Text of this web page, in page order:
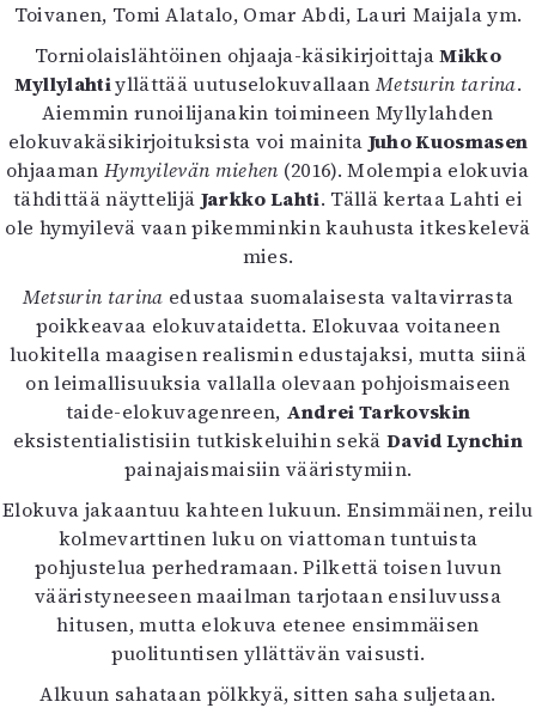
Lehdet
4/2026
2–3/2026
1/2026
6/2025
5/2025 saame
5/2025
Lehtiarkisto
Info
Tilaus ja irtonumerot
Yhteistyössä
Toimitus
Mediatiedot
Kaltio ry
Toivanen, Tomi Alatalo, Omar Abdi, Lauri Maijala ym.
Torniolaislähtöinen ohjaaja-käsikirjoittajaMikko
Myllylahtiyllättää uutuselokuvallaanMetsurin tarina.
Aiemmin runoilijanakin toimineen Myllylahden
elokuvakäsikirjoituksista voi mainita Juho Kuosmasen
ohjaamanHymyilevän miehen (2016). Molempia elokuvia
tähdittää näyttelijä Jarkko Lahti. Tällä kertaa Lahti ei
ole hymyilevä vaan pikemminkin kauhusta itkeskelevä
mies.
Metsurin tarina edustaa suomalaisesta valtavirrasta
poikkeavaa elokuvataidetta. Elokuvaa voitaneen
luokitella maagisen realismin edustajaksi, mutta siinä
on leimallisuuksia vallalla olevaan pohjoismaiseen
taide-elokuvagenreen, Andrei Tarkovskin
eksistentialistisiin tutkiskeluihin sekä David Lynchin
painajaismaisiin vääristymiin.
Elokuva jakaantuu kahteen lukuun. Ensimmäinen, reilu
kolmevarttinen luku on viattoman tuntuista
pohjustelua perhedramaan. Pilkettä toisen luvun
vääristyneeseen maailman tarjotaan ensiluvussa
hitusen, mutta elokuva etenee ensimmäisen
puolituntisen yllättävän vaisusti.
Alkuun sahataan pölkkyä, sitten saha suljetaan.